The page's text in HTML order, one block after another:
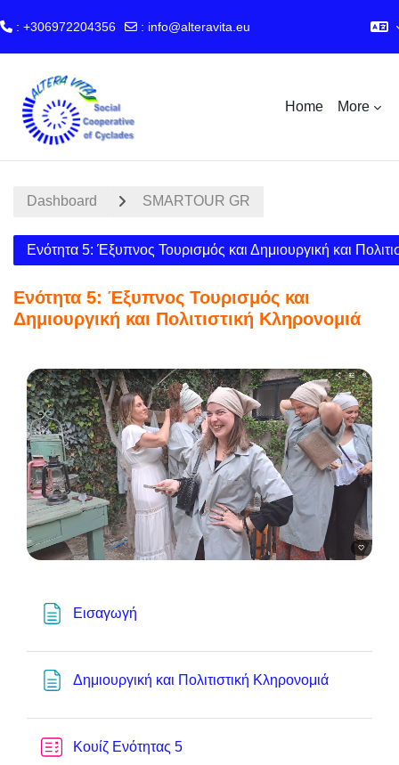
: +306972204356 : info@alteravita.eu
Home More
Dashboard SMARTOUR GR
Ενότητα 5: Έξυπνος Τουρισμός και Δημιουργική και
Ενότητα 5: Έξυπνος Τουρισμός και
Δημιουργική και Πολιτιστική Κληρονομιά
Section outline
Εισαγωγή
Δημιουργική και Πολιτιστική ΚληρονομιάPage
Κουίζ Ενότητας 5Quiz